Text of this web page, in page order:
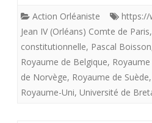
Action Orléaniste https://
Jean IV (Orléans) Comte de Paris,
constitutionnelle, Pascal Boisson
Royaume de Belgique,
de Norvège, Royaume de Suède,
Royaume-Uni, Université de